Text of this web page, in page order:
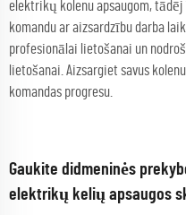
elektrikų kolenu apsaugom,
komandu ar aizsardzību darba
profesionālai lietošanai un
lietošanai. Aizsargiet savus
komandas progresu.
Gaukite didmeninės
elektrikų kelių apsaugos